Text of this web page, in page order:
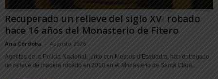
Recuperado un relieve del siglo XVI robado
hace 16 años del Monasterio de Fitero
Ana Córdoba - 4 agosto, 2026
Agentes de la Policía Nacional, junto con Mossos d’Esquadra, han entregado
un relieve de madera robado en 2010 en el Monasterio de Santa Clara...